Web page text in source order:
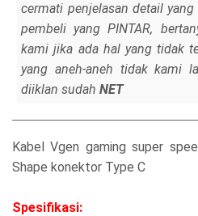
cermati penjelasan detail
pembeli yang PINTAR,
kami jika ada hal yang tidak
yang aneh-aneh tidak kami
diiklan sudahNET
Kabel Vgen gaming super
Shape konektor Type C
Spesifikasi: